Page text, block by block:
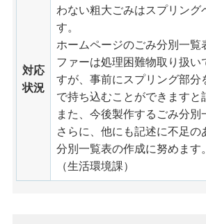
対応
状況
わない粗大ごみはスプリン
す。
ホームページのごみ分別一
ファーは処理困難物取り扱
すが、事前にスプリング部
で持ち込むことができます
また、今後製作するごみ分
さらに、他にも記述に不足
分別一覧表の作成に努めます。
（生活環境課）